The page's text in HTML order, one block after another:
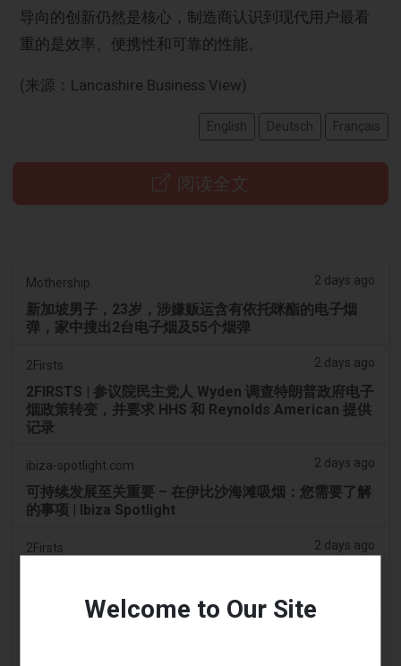
导向的创新仍然是核心，制造商认识到现代用户最看
重的是效率、便携性和可靠的性能。
(来源：Lancashire Business View)
English Deutsch Français
阅读全文
Mothership. 2 days ago
新加坡男子，23岁，涉嫌贩运含有依托咪酯的电子烟
弹，家中搜出2台电子烟及55个烟弹
2Firsts 2 days ago
2FIRSTS | 参议院民主党人 Wyden 调查特朗普政府电子
烟政策转变，并要求 HHS 和 Reynolds American 提供
记录
ibiza-spotlight.com 2 days ago
可持续发展至关重要 – 在伊比沙海滩吸烟：您需要了解
的事项 | Ibiza Spotlight
2Firsts 2 days ago
Welcome to Our Site